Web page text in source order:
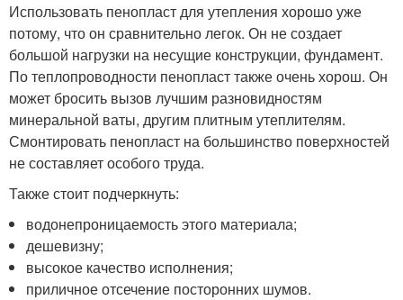
Использовать пенопласт для утепления хорошо уже
потому, что он сравнительно легок. Он не создает
большой нагрузки на несущие конструкции, фундамент.
По теплопроводности пенопласт также очень хорош. Он
может бросить вызов лучшим разновидностям
минеральной ваты, другим плитным утеплителям.
Смонтировать пенопласт на большинство поверхностей
не составляет особого труда.
Также стоит подчеркнуть:
водонепроницаемость этого материала;
дешевизну;
высокое качество исполнения;
приличное отсечение посторонних шумов.